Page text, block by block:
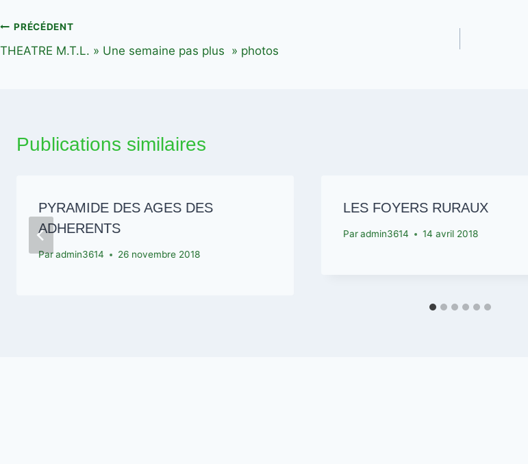
publication :
Navigation
de
PRÉCÉDENT
THEATRE M.T.L. » Une semaine pas plus » photos
Publications similaires
PYRAMIDE DES AGES DES
ADHERENTS
Paradmin3614 26 novembre 2018
LES FOYERS RURAUX
Par admin3614 14 avril 2018